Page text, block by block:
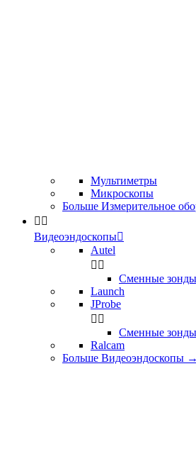
Мультиметры
Микроскопы
Больше Измерительное
 
Видеоэндоскопы
Autel
 
Сменные
Launch
JProbe
 
Сменные зонды
Ralcam
Больше Видеоэндоскопы →